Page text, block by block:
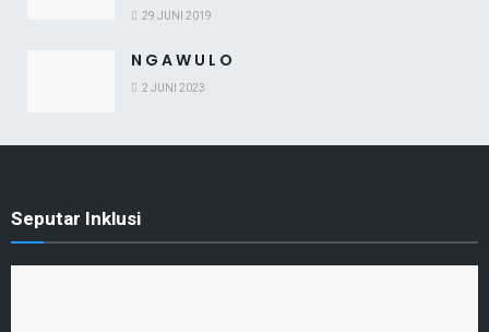
29 JUNI 2019
N G A W U L O
2 JUNI 2023
Seputar Inklusi